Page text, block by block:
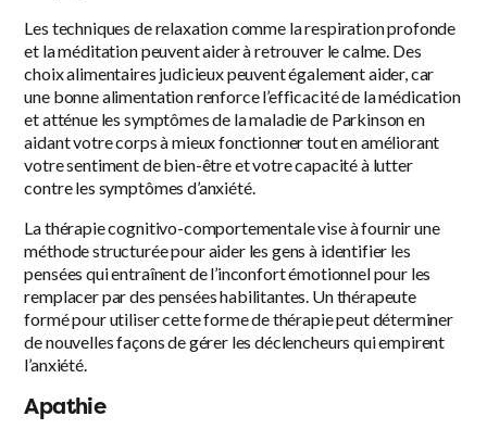
Les techniques de relaxation comme la respiration profonde
et la méditation peuvent aider à retrouver le calme. Des
choix alimentaires judicieux peuvent également aider, car
une bonne alimentation renforce l’efficacité de la médication
et atténue les symptômes de la maladie de Parkinson en
aidant votre corps à mieux fonctionner tout en améliorant
votre sentiment de bien-être et votre capacité à lutter
contre les symptômes d’anxiété.
La thérapie cognitivo-comportementale vise à fournir une
méthode structurée pour aider les gens à identifier les
pensées qui entraînent de l’inconfort émotionnel pour les
remplacer par des pensées habilitantes. Un thérapeute
formé pour utiliser cette forme de thérapie peut déterminer
de nouvelles façons de gérer les déclencheurs qui empirent
l’anxiété.
Apathie